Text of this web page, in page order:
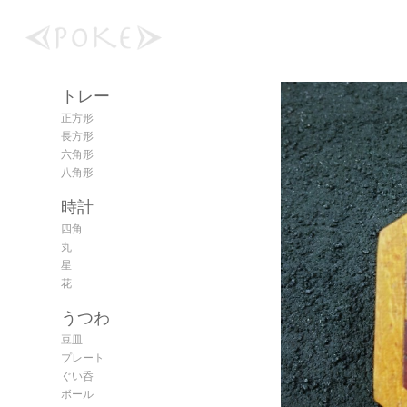
トレー
正方形
長方形
六角形
八角形
時計
四角
丸
星
花
うつわ
豆皿
プレート
ぐい呑
ボール